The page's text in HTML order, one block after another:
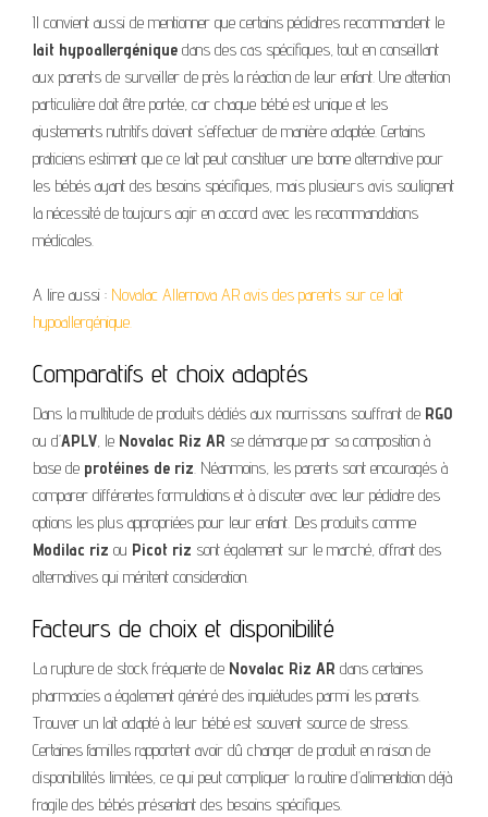
Il convient aussi de mentionner que certains pédiatres recommandent le
lait hypoallergénique dans des cas spécifiques, tout en conseillant
aux parents de surveiller de près la réaction de leur enfant. Une attention
particulière doit être portée, car chaque bébé est unique et les
ajustements nutritifs doivent s’effectuer de manière adaptée. Certains
praticiens estiment que ce lait peut constituer une bonne alternative pour
les bébés ayant des besoins spécifiques, mais plusieurs avis soulignent
la nécessité de toujours agir en accord avec les recommandations
médicales.
A lire aussi : Novalac Allernova AR avis des parents sur ce lait
hypoallergénique.
Comparatifs et choix adaptés
Dans la multitude de produits dédiés aux nourrissons souffrant de RGO
ou d’APLV, le Novalac Riz AR se démarque par sa composition à
base de protéines de riz. Néanmoins, les parents sont encouragés à
comparer différentes formulations et à discuter avec leur pédiatre des
options les plus appropriées pour leur enfant. Des produits comme
Modilac riz ou Picot riz sont également sur le marché, offrant des
alternatives qui méritent consideration.
Facteurs de choix et disponibilité
La rupture de stock fréquente de Novalac Riz AR dans certaines
pharmacies a également généré des inquiétudes parmi les parents.
Trouver un lait adapté à leur bébé est souvent source de stress.
Certaines familles rapportent avoir dû changer de produit en raison de
disponibilités limitées, ce qui peut compliquer la routine d’alimentation déjà
fragile des bébés présentant des besoins spécifiques.